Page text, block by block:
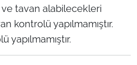
ve tavan alabilecekleri
kontrolü yapılmamıştır.
yapılmamıştır.